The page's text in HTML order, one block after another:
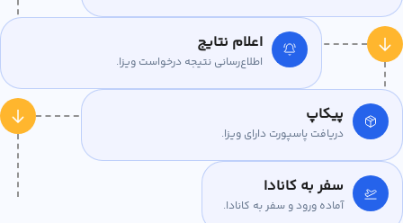
اعلام نتایج
اطلاع‌رسانی نتیجه درخواست ویزا.
پیکاپ
دریافت پاسپورت دارای ویزا.
سفر به کانادا
آماده ورود و سفر به کانادا.